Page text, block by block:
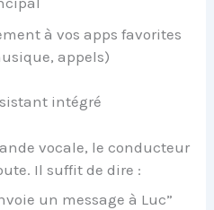
à vos apps favorites
appels)
intégré
vocale, le conducteur
Il suffit de dire :
un message à Luc”